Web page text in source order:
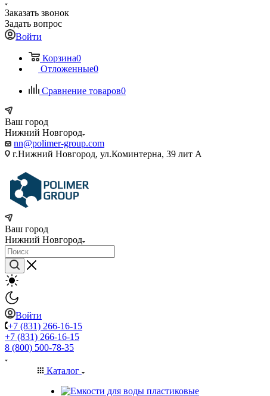
Заказать звонок
Задать вопрос
Войти
Корзина0
Отложенные0
Сравнение товаров0
Ваш город
Нижний Новгород
nn@polimer-group.com
г.Нижний Новгород, ул.Коминтерна, 39 лит А
Ваш город
Нижний Новгород
Войти
+7 (831) 266-16-15
+7 (831) 266-16-15
8 (800) 500-78-35
Каталог